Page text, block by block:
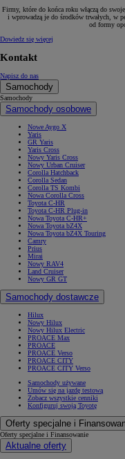
Firmy, które do końca roku włączą do
i wprowadzą je do środków trwałych, w
od formy
Dowiedz się więcej
Kontakt
Napisz do nas
Samochody
Samochody
Samochody osobowe
Nowe Aygo X
Yaris
GR Yaris
Yaris Cross
Nowy Yaris Cross
Nowy Urban Cruiser
Corolla Hatchback
Corolla Sedan
Corolla TS Kombi
Nowa Corolla Cross
Toyota C-HR
Toyota C-HR Plug-in
Nowa Toyota C-HR+
Nowa Toyota bZ4X
Nowa Toyota bZ4X Touring
Camry
Prius
Mirai
Nowy RAV4
Land Cruiser
Nowy GR GT
Samochody dostawcze
Hilux
Nowy Hilux
Nowy Hilux Electric
PROACE Max
PROACE
PROACE Verso
PROACE CITY
PROACE CITY Verso
Samochody używane
Umów się na jazdę testową
Zobacz wszystkie cenniki
Konfiguruj swoją Toyotę
Oferty specjalne i
Oferty specjalne i Finansowanie
Aktualne oferty